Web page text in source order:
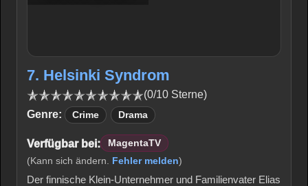
7. Helsinki Syndrom
(0/10 Sterne)
Genre:
Crime Drama
Verfügbar bei:
MagentaTV
(Kann sich ändern. Fehler melden)
Der finnische Klein-Unternehmer und Familienvater Elias